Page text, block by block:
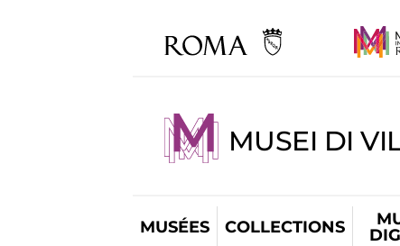
MUSEI DI
MUSÉES COLLECTIONS